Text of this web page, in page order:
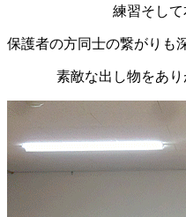
練習そして
保護者の方同士の繋がりも
素敵な出し物をあり